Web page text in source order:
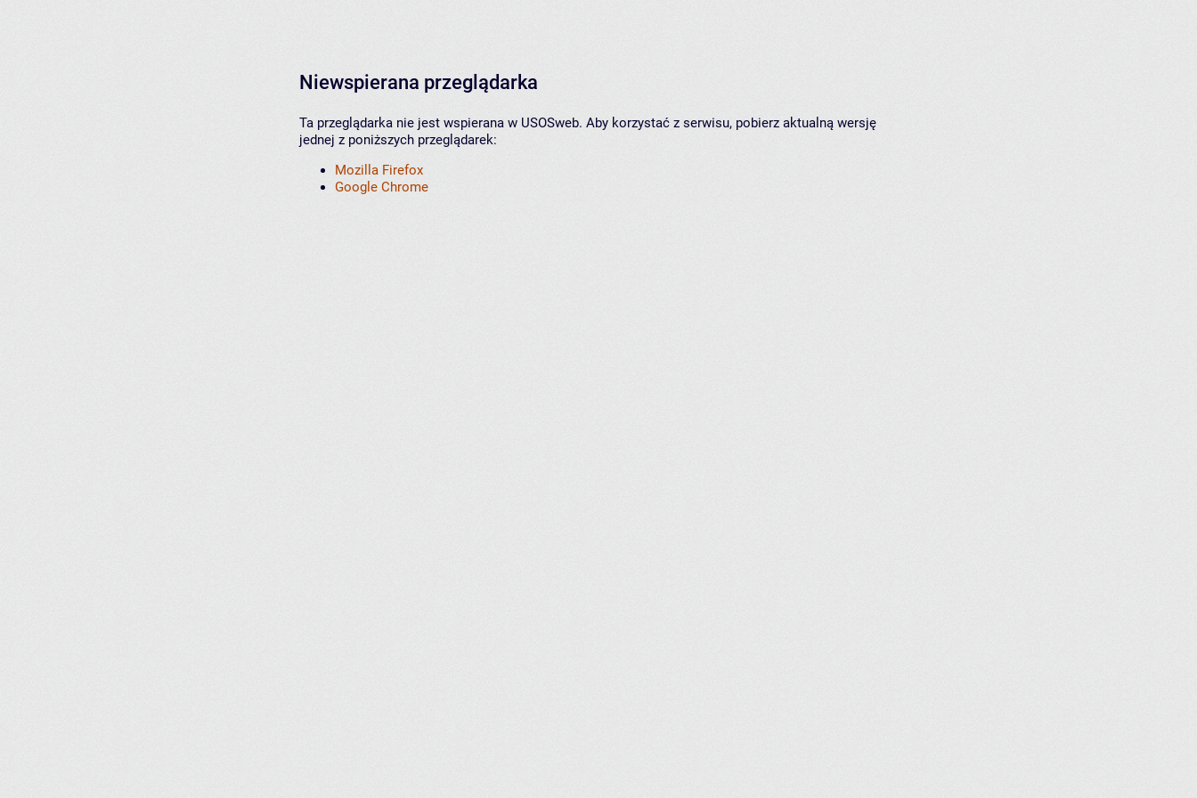
Niewspierana przeglądarka
Ta przeglądarka nie jest wspierana w USOSweb. Aby korzystać z serwisu, pobierz aktualną wersję
jednej z poniższych przeglądarek:
Mozilla Firefox
Google Chrome